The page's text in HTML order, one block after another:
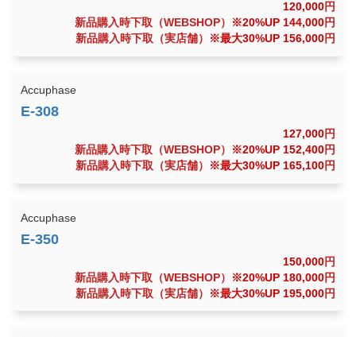
120,000円
新品購入時下取（WEBSHOP）
※20%UP 144,000円
新品購入時下取（実店舗）
※最大30%UP 156,000円
Accuphase
127,000円
新品購入時下取（WEBSHOP）
※20%UP 152,400円
新品購入時下取（実店舗）
※最大30%UP 165,100円
Accuphase
150,000円
新品購入時下取（WEBSHOP）
※20%UP 180,000円
新品購入時下取（実店舗）
※最大30%UP 195,000円